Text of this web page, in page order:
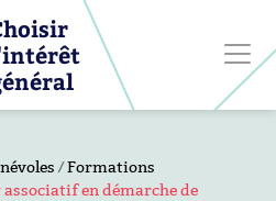
Formations
en démarche de